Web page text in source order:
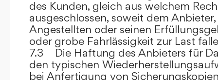
des Kunden, gleich aus welchem
ausgeschlossen, soweit dem
Angestellten oder seinen
oder grobe Fahrlässigkeit zur Last
7.3 Die Haftung des Anbieters für
den typischen
bei Anfertigung von